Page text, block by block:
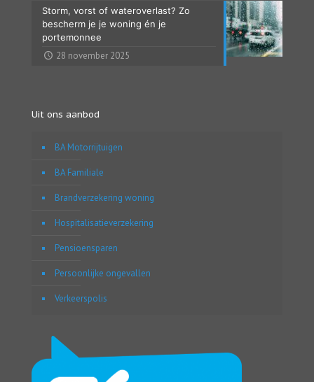
Storm, vorst of wateroverlast? Zo
bescherm je je woning én je
portemonnee
28 november 2025
Uit ons aanbod
BA Motorrijtuigen
BA Familiale
Brandverzekering woning
Hospitalisatieverzekering
Pensioensparen
Persoonlijke ongevallen
Verkeerspolis